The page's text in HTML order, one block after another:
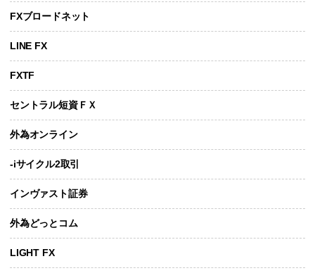
FXブロードネット
LINE FX
FXTF
セントラル短資ＦＸ
外為オンライン
-iサイクル2取引
インヴァスト証券
外為どっとコム
LIGHT FX